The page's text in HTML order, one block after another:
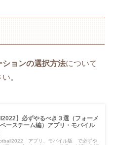
ョンの選択方法について
。
】必ずやるべき３選（フォーメ
ースチーム編）アプリ・モバイル
アプリ、モバイル版 で必ずや